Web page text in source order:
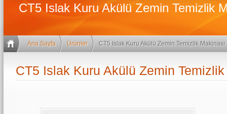
CT5 Islak Kuru Akülü Zemin Temizlik
Ana Sayfa Ürünler CT5 Islak Kuru Akülü Zemin Temizlik Makinası
CT5 Islak Kuru Akülü Zemin Temizlik